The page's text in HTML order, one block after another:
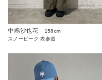
中嶋沙也花
158cm
スノーピーク 表参道